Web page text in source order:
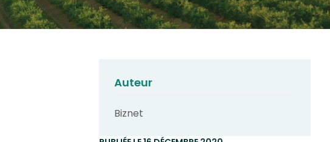
Auteur
Biznet